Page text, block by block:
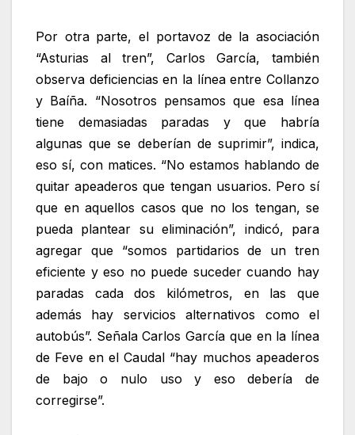
Por otra parte, el portavoz de la asociación
“Asturias al tren”, Carlos García, también
observa deficiencias en la línea entre Collanzo
y Baíña. “Nosotros pensamos que esa línea
tiene demasiadas paradas y que habría
algunas que se deberían de suprimir”, indica,
eso sí, con matices. “No estamos hablando de
quitar apeaderos que tengan usuarios. Pero sí
que en aquellos casos que no los tengan, se
pueda plantear su eliminación”, indicó, para
agregar que “somos partidarios de un tren
eficiente y eso no puede suceder cuando hay
paradas cada dos kilómetros, en las que
además hay servicios alternativos como el
autobús”. Señala Carlos García que en la línea
de Feve en el Caudal “hay muchos apeaderos
de bajo o nulo uso y eso debería de
corregirse”.